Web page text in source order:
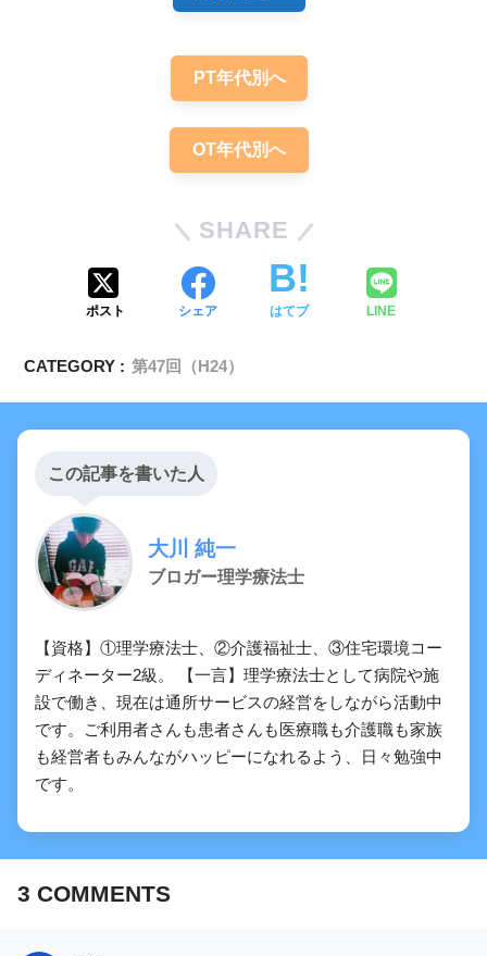
「まとめ・解説」
PT年代別へ
OT年代別へ
SHARE
ポスト シェア はてブ LINE
CATEGORY : 第47回（H24）
この記事を書いた人
大川 純一
ブロガー理学療法士
【資格】①理学療法士、②介護福祉士、③住宅環境コー
ディネーター2級。 【一言】理学療法士として病院や施
設で働き、現在は通所サービスの経営をしながら活動中
です。ご利用者さんも患者さんも医療職も介護職も家族
も経営者もみんながハッピーになれるよう、日々勉強中
です。
3 COMMENTS